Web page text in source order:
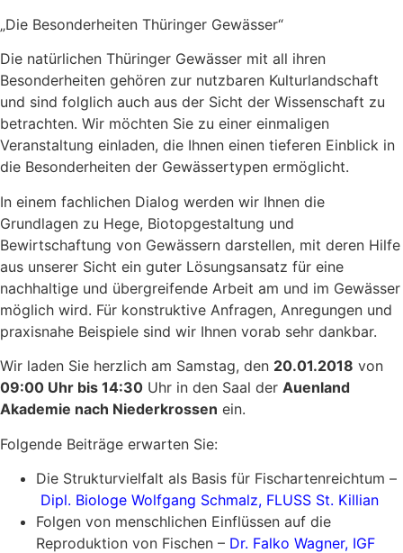
„Die Besonderheiten Thüringer Gewässer“
Die natürlichen Thüringer Gewässer mit all ihren
Besonderheiten gehören zur nutzbaren Kulturlandschaft
und sind folglich auch aus der Sicht der Wissenschaft zu
betrachten. Wir möchten Sie zu einer einmaligen
Veranstaltung einladen, die Ihnen einen tieferen Einblick in
die Besonderheiten der Gewässertypen ermöglicht.
In einem fachlichen Dialog werden wir Ihnen die
Grundlagen zu Hege, Biotopgestaltung und
Bewirtschaftung von Gewässern darstellen, mit deren Hilfe
aus unserer Sicht ein guter Lösungsansatz für eine
nachhaltige und übergreifende Arbeit am und im Gewässer
möglich wird. Für konstruktive Anfragen, Anregungen und
praxisnahe Beispiele sind wir Ihnen vorab sehr dankbar.
Wir laden Sie herzlich am Samstag, den 20.01.2018 von
09:00 Uhr bis 14:30 Uhr in den Saal der Auenland
Akademie nach Niederkrossen ein.
Folgende Beiträge erwarten Sie:
Die Strukturvielfalt als Basis für Fischartenreichtum –
Dipl. Biologe Wolfgang Schmalz, FLUSS St. Killian
Folgen von menschlichen Einflüssen auf die
Reproduktion von Fischen – Dr. Falko Wagner, IGF